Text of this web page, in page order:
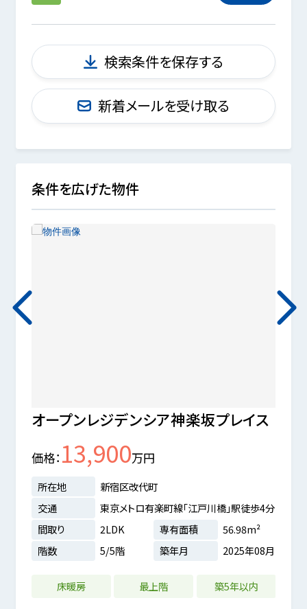
検索条件を保存する
新着メールを受け取る
条件を広げた物件
オープンレジデンシア神楽坂プレイス
価格 13,900万円
所在地
新宿区改代町
交通
東京メトロ有楽町線「江戸川橋」駅徒歩4分
間取り
2LDK 専有面積
56.98m²
階数
5/5階 築年月 2025年08月
床暖房 最上階 築5年以内